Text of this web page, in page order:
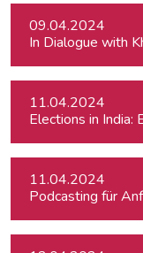
09.04.2024
In Dialogue with
11.04.2024
Elections in India:
11.04.2024
Podcasting für